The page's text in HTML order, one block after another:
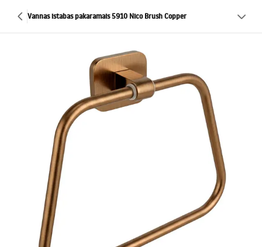
Vannas istabas pakaramais 5910 Nico Brush Copper